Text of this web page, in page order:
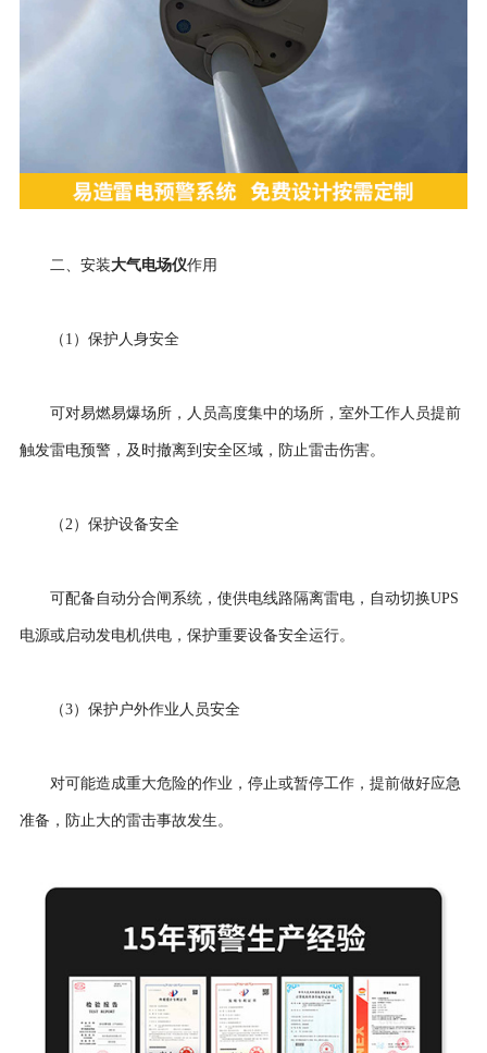
二、安装大气电场仪作用
（1）保护人身安全
可对易燃易爆场所，人员高度集中的场所，室外工作人员提前
触发雷电预警，及时撤离到安全区域，防止雷击伤害。
（2）保护设备安全
可配备自动分合闸系统，使供电线路隔离雷电，自动切换UPS
电源或启动发电机供电，保护重要设备安全运行。
（3）保护户外作业人员安全
对可能造成重大危险的作业，停止或暂停工作，提前做好应急
准备，防止大的雷击事故发生。